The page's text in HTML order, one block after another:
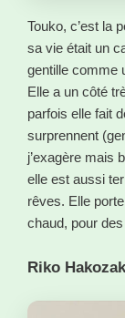
Touko, c’est la
sa vie était un
gentille comme
Elle a un côté
parfois elle fait
surprennent
j’exagère mais
elle est aussi
rêves. Elle
chaud, pour
Riko